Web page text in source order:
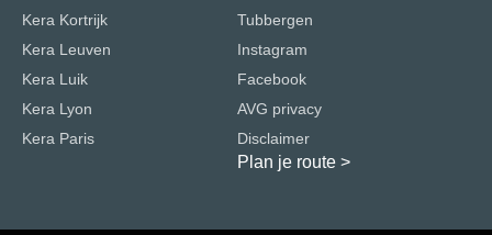
Kera Kortrijk
Kera Leuven
Kera Luik
Kera Lyon
Kera Paris
Tubbergen
Instagram
Facebook
AVG privacy
Disclaimer
Plan je route>